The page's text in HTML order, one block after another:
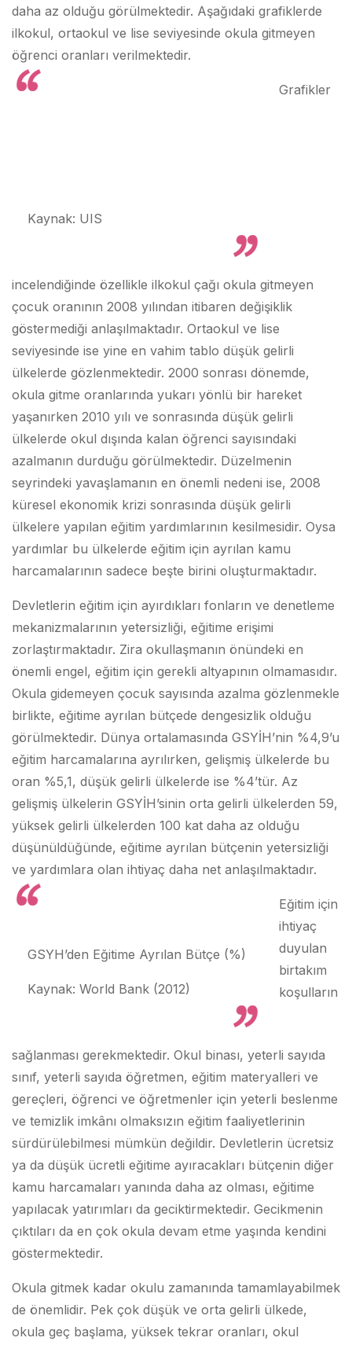
daha az olduğu görülmektedir. Aşağıdaki grafiklerde
ilkokul, ortaokul ve lise seviyesinde okula gitmeyen
öğrenci oranları verilmektedir.
Kaynak: UIS
Grafikler
incelendiğinde özellikle ilkokul çağı okula gitmeyen
çocuk oranının 2008 yılından itibaren değişiklik
göstermediği anlaşılmaktadır. Ortaokul ve lise
seviyesinde ise yine en vahim tablo düşük gelirli
ülkelerde gözlenmektedir. 2000 sonrası dönemde,
okula gitme oranlarında yukarı yönlü bir hareket
yaşanırken 2010 yılı ve sonrasında düşük gelirli
ülkelerde okul dışında kalan öğrenci sayısındaki
azalmanın durduğu görülmektedir. Düzelmenin
seyrindeki yavaşlamanın en önemli nedeni ise, 2008
küresel ekonomik krizi sonrasında düşük gelirli
ülkelere yapılan eğitim yardımlarının kesilmesidir. Oysa
yardımlar bu ülkelerde eğitim için ayrılan kamu
harcamalarının sadece beşte birini oluşturmaktadır.
Devletlerin eğitim için ayırdıkları fonların ve denetleme
mekanizmalarının yetersizliği, eğitime erişimi
zorlaştırmaktadır. Zira okullaşmanın önündeki en
önemli engel, eğitim için gerekli altyapının olmamasıdır.
Okula gidemeyen çocuk sayısında azalma gözlenmekle
birlikte, eğitime ayrılan bütçede dengesizlik olduğu
görülmektedir. Dünya ortalamasında GSYİH’nin %4,9’u
eğitim harcamalarına ayrılırken, gelişmiş ülkelerde bu
oran %5,1, düşük gelirli ülkelerde ise %4’tür. Az
gelişmiş ülkelerin GSYİH’sinin orta gelirli ülkelerden 59,
yüksek gelirli ülkelerden 100 kat daha az olduğu
düşünüldüğünde, eğitime ayrılan bütçenin yetersizliği
ve yardımlara olan ihtiyaç daha net anlaşılmaktadır.
GSYH’den Eğitime Ayrılan Bütçe (%)
Kaynak: World Bank (2012)
Eğitim için
ihtiyaç
duyulan
birtakım
koşulların
sağlanması gerekmektedir. Okul binası, yeterli sayıda
sınıf, yeterli sayıda öğretmen, eğitim materyalleri ve
gereçleri, öğrenci ve öğretmenler için yeterli beslenme
ve temizlik imkânı olmaksızın eğitim faaliyetlerinin
sürdürülebilmesi mümkün değildir. Devletlerin ücretsiz
ya da düşük ücretli eğitime ayıracakları bütçenin diğer
kamu harcamaları yanında daha az olması, eğitime
yapılacak yatırımları da geciktirmektedir. Gecikmenin
çıktıları da en çok okula devam etme yaşında kendini
göstermektedir.
Okula gitmek kadar okulu zamanında tamamlayabilmek
de önemlidir. Pek çok düşük ve orta gelirli ülkede,
okula geç başlama, yüksek tekrar oranları, okul